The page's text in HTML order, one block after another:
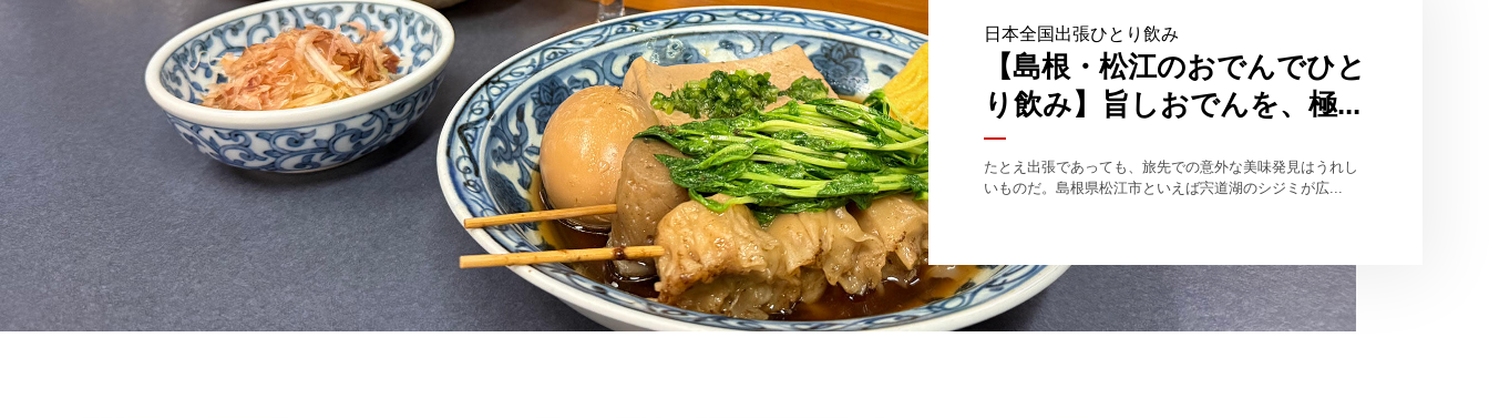
日本全国出張ひとり飲み
【島根・松江のおでんでひと
り飲み】旨しおでんを、極...
たとえ出張であっても、旅先での意外な美味発見はうれし
いものだ。島根県松江市といえば宍道湖のシジミが広...